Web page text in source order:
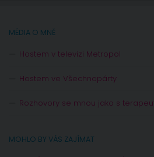
MÉDIA O MNĚ
Hostem v televizi Metropol
Hostem ve Všechnopárty
Rozhovory se mnou jako s
MOHLO BY VÁS ZAJÍMAT